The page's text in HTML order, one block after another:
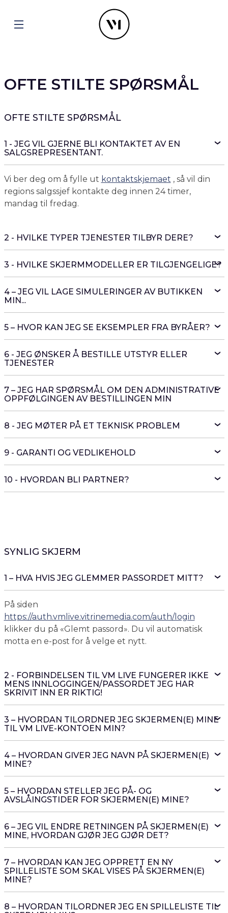
OFTE STILTE SPØRSMÅL
OFTE STILTE SPØRSMÅL
1 - JEG VIL GJERNE BLI KONTAKTET AV EN
SALGSREPRESENTANT.
Vi ber deg om å fylle ut kontaktskjemaet , så vil din
regions salgssjef kontakte deg innen 24 timer,
mandag til fredag.
2 - HVILKE TYPER TJENESTER TILBYR DERE?
3 - HVILKE SKJERMMODELLER ER TILGJENGELIGE?
4 – JEG VIL LAGE SIMULERINGER AV BUTIKKEN
MIN...
5 – HVOR KAN JEG SE EKSEMPLER FRA BYRÅER?
6 - JEG ØNSKER Å BESTILLE UTSTYR ELLER
TJENESTER
7 – JEG HAR SPØRSMÅL OM DEN ADMINISTRATIVE
OPPFØLGINGEN AV BESTILLINGEN MIN
8 - JEG MØTER PÅ ET TEKNISK PROBLEM
9 - GARANTI OG VEDLIKEHOLD
10 - HVORDAN BLI PARTNER?
SYNLIG SKJERM
1 – HVA HVIS JEG GLEMMER PASSORDET MITT?
På siden
https://auth.vmlive.vitrinemedia.com/auth/login
klikker du på «Glemt passord». Du vil automatisk
motta en e-post for å velge et nytt.
2 - FORBINDELSEN TIL VM LIVE FUNGERER IKKE
MENS INNLOGGINGEN/PASSORDET JEG HAR
SKRIVIT INN ER RIKTIG!
3 – HVORDAN TILORDNER JEG SKJERMEN(E) MINE
TIL VM LIVE-KONTOEN MIN?
4 – HVORDAN GIVER JEG NAVN PÅ SKJERMEN(E)
MINE?
5 – HVORDAN STELLER JEG PÅ- OG
AVSLÅINGSTIDER FOR SKJERMEN(E) MINE?
6 – JEG VIL ENDRE RETNINGEN PÅ SKJERMEN(E)
MINE, HVORDAN GJØR JEG GJØR DET?
7 – HVORDAN KAN JEG OPPRETT EN NY
SPILLELISTE SOM SKAL VISES PÅ SKJERMEN(E)
MINE?
8 – HVORDAN TILORDNER JEG EN SPILLELISTE TIL